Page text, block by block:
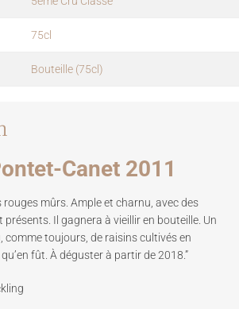
Canet 2011
rouges mûrs. Ample et charnu, avec des
Il gagnera à vieillir en bouteille. Un
comme toujours, de raisins cultivés en
fût. À déguster à partir de 2018.”
75cl
Bouteille (75cl)